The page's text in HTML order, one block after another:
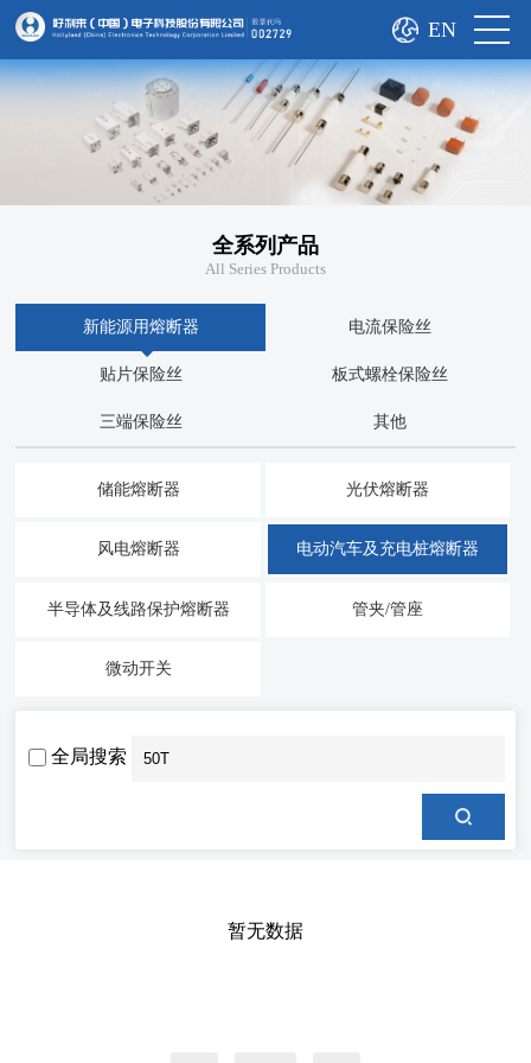
EN
全系列产品
All Series Products
新能源用熔断器 电流保险丝
贴片保险丝 板式螺栓保险丝
三端保险丝 其他
储能熔断器 光伏熔断器
风电熔断器 电动汽车及充电桩熔断器
半导体及线路保护熔断器 管夹/管座
微动开关
全局搜索
暂无数据